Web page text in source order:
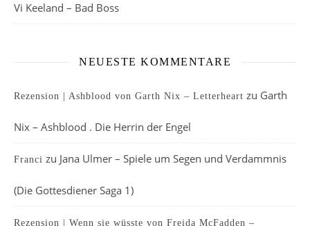
Vi Keeland – Bad Boss
NEUESTE KOMMENTARE
Rezension | Ashblood von Garth Nix – Letterheart zu Garth
Nix – Ashblood . Die Herrin der Engel
Franci zu Jana Ulmer – Spiele um Segen und Verdammnis
(Die Gottesdiener Saga 1)
Rezension | Wenn sie wüsste von Freida McFadden –